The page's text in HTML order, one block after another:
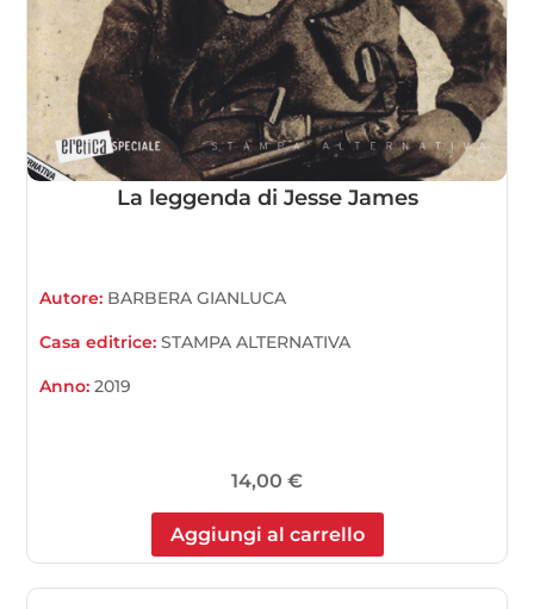
La leggenda di Jesse James
Autore: BARBERA GIANLUCA
Casa editrice:STAMPA ALTERNATIVA
Anno:2019
14,00 €
Aggiungi al carrello